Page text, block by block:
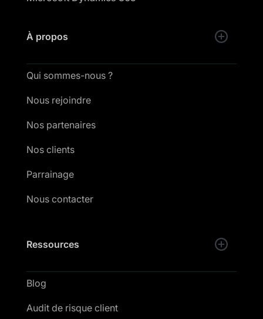
À propos
Qui sommes-nous ?
Nous rejoindre
Nos partenaires
Nos clients
Parrainage
Nous contacter
Ressources
Blog
Audit de risque client